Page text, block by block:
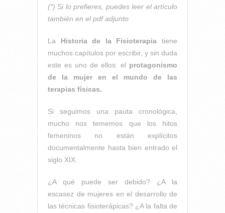
(*) Si lo prefieres, puedes leer el artículo
también en el pdf adjunto
La Historia de la Fisioterapia tiene
muchos capítulos por escribir, y sin duda
este es uno de ellos: el protagonismo
de la mujer en el mundo de las
terapias físicas.
Si seguimos una pauta cronológica,
mucho nos tememos que los hitos
femeninos no están explícitos
documentalmente hasta bien entrado el
siglo XIX.
¿A qué puede ser debido? ¿A la
escasez de mujeres en el desarrollo de
las técnicas fisioterápicas? ¿A la falta de